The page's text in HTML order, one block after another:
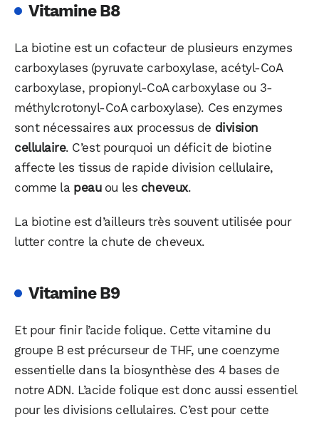
Vitamine B8
La biotine est un cofacteur de plusieurs enzymes
carboxylases (pyruvate carboxylase, acétyl-CoA
carboxylase, propionyl-CoA carboxylase ou 3-
méthylcrotonyl-CoA carboxylase). Ces enzymes
sont nécessaires aux processus de division
cellulaire. C’est pourquoi un déficit de biotine
affecte les tissus de rapide division cellulaire,
comme la peauou les cheveux.
La biotine est d’ailleurs très souvent utilisée pour
lutter contre la chute de cheveux.
Vitamine B9
Et pour finir l’acide folique. Cette vitamine du
groupe B est précurseur de THF, une coenzyme
essentielle dans la biosynthèse des 4 bases de
notre ADN. L’acide folique est donc aussi essentiel
pour les divisions cellulaires. C’est pour cette